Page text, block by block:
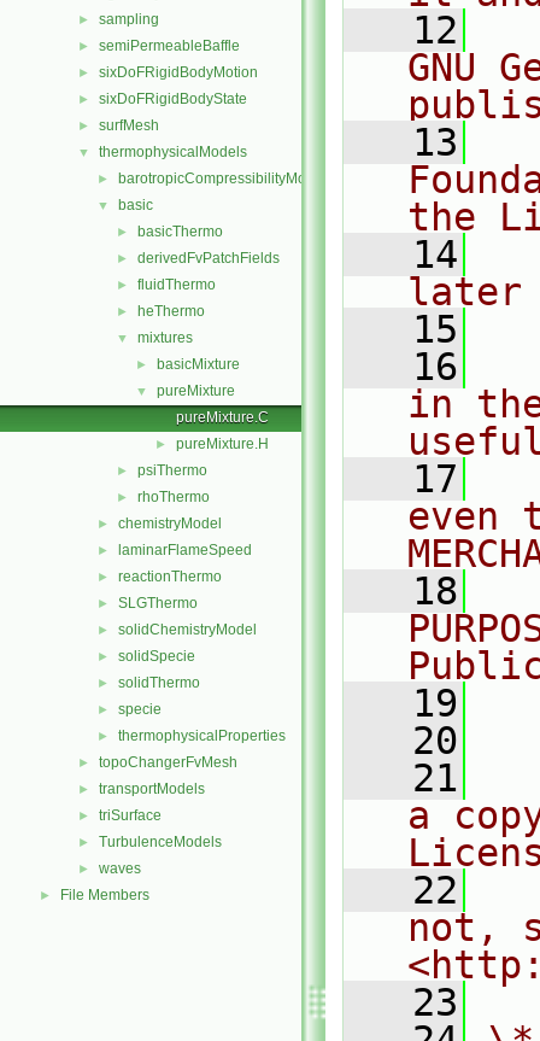
► sampling
► semiPermeableBaffle
► sixDoFRigidBodyMotion
► sixDoFRigidBodyState
► surfMesh
▼ thermophysicalModels
► barotropicCompressibilityModel
▼ basic
► basicThermo
► derivedFvPatchFields
► fluidThermo
► heThermo
▼ mixtures
► basicMixture
▼
pureMixture
pureMixture.C
► pureMixture.H
► psiThermo
► rhoThermo
► chemistryModel
► laminarFlameSpeed
► reactionThermo
► SLGThermo
► solidChemistryModel
► solidSpecie
► solidThermo
► specie
► thermophysicalProperties
► topoChangerFvMesh
► transportModels
► triSurface
► TurbulenceModels
► waves
► File Members
   12
GNU
   13
the
   14
later
   15
   16
in
   17
even
   18
   19
   20
   21
a
   22
not,
   23